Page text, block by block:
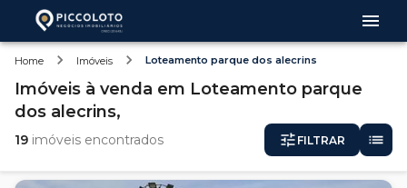
Home Imóveis Loteamento parque dos alecrins
Imóveis à venda em Loteamento parque
dos alecrins,
19 imóveis encontrados FILTRAR